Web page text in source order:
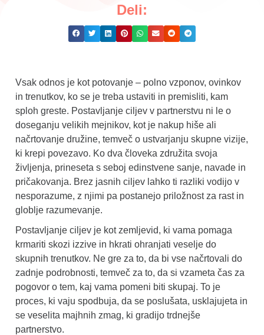
Deli:
Vsak odnos je kot potovanje – polno vzponov, ovinkov
in trenutkov, ko se je treba ustaviti in premisliti, kam
sploh greste. Postavljanje ciljev v partnerstvu ni le o
doseganju velikih mejnikov, kot je nakup hiše ali
načrtovanje družine, temveč o ustvarjanju skupne vizije,
ki krepi povezavo. Ko dva človeka združita svoja
življenja, prineseta s seboj edinstvene sanje, navade in
pričakovanja. Brez jasnih ciljev lahko ti razliki vodijo v
nesporazume, z njimi pa postanejo priložnost za rast in
globlje razumevanje.
Postavljanje ciljev je kot zemljevid, ki vama pomaga
krmariti skozi izzive in hkrati ohranjati veselje do
skupnih trenutkov. Ne gre za to, da bi vse načrtovali do
zadnje podrobnosti, temveč za to, da si vzameta čas za
pogovor o tem, kaj vama pomeni biti skupaj. To je
proces, ki vaju spodbuja, da se poslušata, usklajujeta in
se veselita majhnih zmag, ki gradijo trdnejše
partnerstvo.